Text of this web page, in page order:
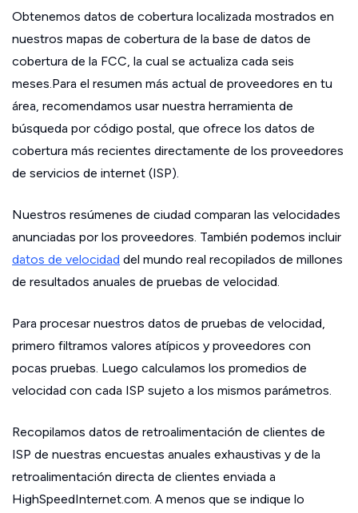
Obtenemos datos de cobertura localizada mostrados en
nuestros mapas de cobertura de la base de datos de
cobertura de la FCC, la cual se actualiza cada seis
meses.Para el resumen más actual de proveedores en tu
área, recomendamos usar nuestra herramienta de
búsqueda por código postal, que ofrece los datos de
cobertura más recientes directamente de los proveedores
de servicios de internet (ISP).
Nuestros resúmenes de ciudad comparan las velocidades
anunciadas por los proveedores. También podemos incluir
datos de velocidad del mundo real recopilados de millones
de resultados anuales de pruebas de velocidad.
Para procesar nuestros datos de pruebas de velocidad,
primero filtramos valores atípicos y proveedores con
pocas pruebas. Luego calculamos los promedios de
velocidad con cada ISP sujeto a los mismos parámetros.
Recopilamos datos de retroalimentación de clientes de
ISP de nuestras encuestas anuales exhaustivas y de la
retroalimentación directa de clientes enviada a
HighSpeedInternet.com. A menos que se indique lo